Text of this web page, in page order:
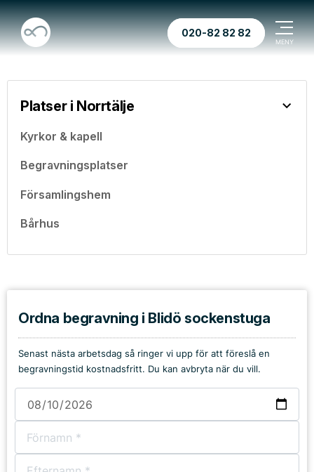
020-82 82 82
Platser i Norrtälje
Kyrkor & kapell
Begravningsplatser
Församlingshem
Bårhus
Ordna begravning i Blidö sockenstuga
Senast nästa arbetsdag så ringer vi upp för att föreslå en
begravningstid kostnadsfritt. Du kan avbryta när du vill.